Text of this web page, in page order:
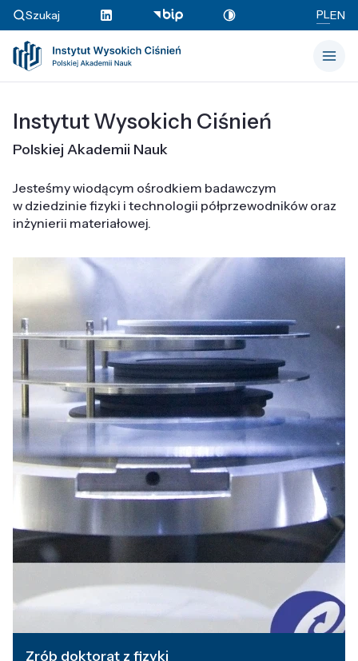
Szukaj PLEN
Instytut Wysokich Ciśnień
Polskiej Akademii Nauk
Jesteśmy wiodącym ośrodkiem badawczym
w dziedzinie fizyki i technologii półprzewodników oraz
inżynierii materiałowej.
Zrób doktorat z fizyki